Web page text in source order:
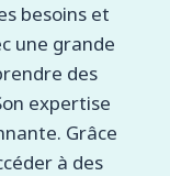
besoins et
une grande
des
expertise
Grâce
à des